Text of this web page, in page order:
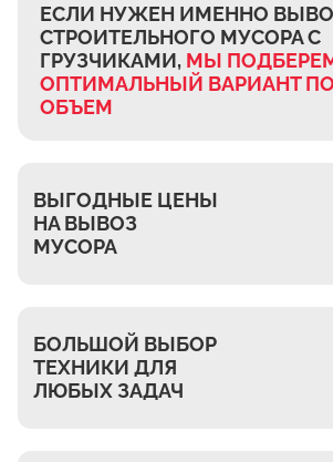
Петровское
Подберёзное
Сельцо
Октябрьский
Малаховка
Жилино-1
Пехорка
ВЫГОДНЫЕ ЦЕНЫ
НА ВЫВОЗ
МУСОРА
БОЛЬШОЙ ВЫБОР
ТЕХНИКИ ДЛЯ
ЛЮБЫХ ЗАДАЧ
ЕСЛИ НУЖЕН ИМЕННО
СТРОИТЕЛЬНОГО МУСОРАС
ГРУЗЧИКАМИ, МЫ
ОПТИМАЛЬНЫЙ ВАРИАНТ
ОБЪЕМ